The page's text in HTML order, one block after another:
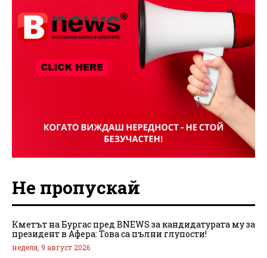
Не пропускай
Кметът на Бургас пред BNEWS за кандидатурата му за
президент в Афера: Това са пълни глупости!
неделя, 9 август 2026